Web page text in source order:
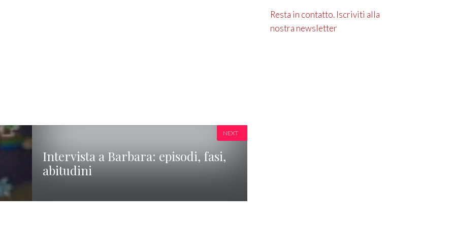
Intervista a Barbara: episodi, fasi,
abitudini
NEXT
Resta in contatto. Iscriviti alla
nostra newsletter